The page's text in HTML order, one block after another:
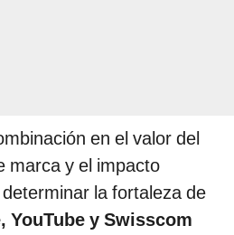
en el valor del
marca y el impacto
la fortaleza de
YouTube y Swisscom